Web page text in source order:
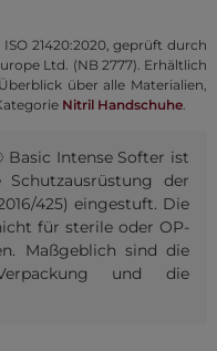
21420:2020, geprüft durch
Ltd. (NB 2777). Erhältlich
über alle Materialien,
Nitril Handschuhe
Intense Softer ist
der
425) eingestuft. Die
für sterile oder OP-
Maßgeblich sind die
und die